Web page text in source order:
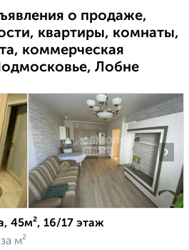
о продаже,
квартиры, комнаты,
коммерческая
Лобне
›
45м², 16/17 этаж
за м²